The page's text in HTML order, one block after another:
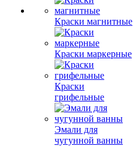
Краски магнитные
Краски маркерные
Краски
грифельные
Эмали для
чугунной ванны